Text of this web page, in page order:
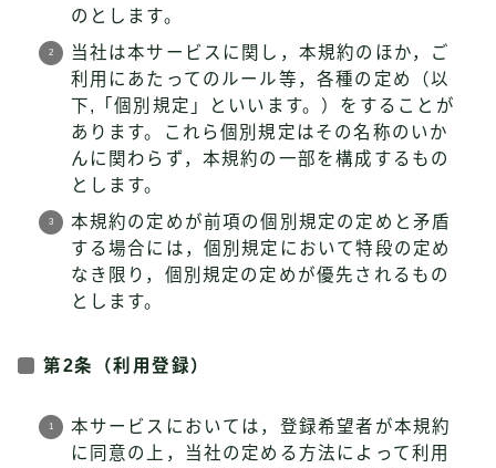
のとします。
当社は本サービスに関し，本規約のほか，ご
利用にあたってのルール等，各種の定め（以
下,「個別規定」といいます。）をすることが
あります。これら個別規定はその名称のいか
んに関わらず，本規約の一部を構成するもの
とします。
本規約の定めが前項の個別規定の定めと矛盾
する場合には，個別規定において特段の定め
なき限り，個別規定の定めが優先されるもの
とします。
第2条（利用登録）
本サービスにおいては，登録希望者が本規約
に同意の上，当社の定める方法によって利用